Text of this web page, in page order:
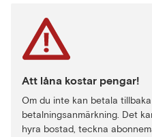
Att låna kostar pengar!
Om du inte kan betala
betalningsanmärkning. Det
hyra bostad, teckna